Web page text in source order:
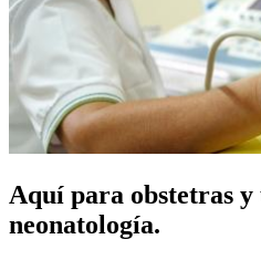
Aquí para obstetras y
neonatología.